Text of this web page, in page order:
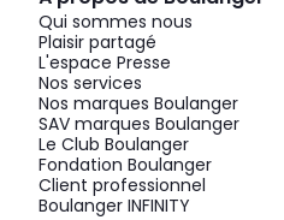
Qui sommes nous
Plaisir partagé
L'espace Presse
Nos services
Nos marques Boulanger
SAV marques Boulanger
Le Club Boulanger
Fondation Boulanger
Client professionnel
Boulanger INFINITY